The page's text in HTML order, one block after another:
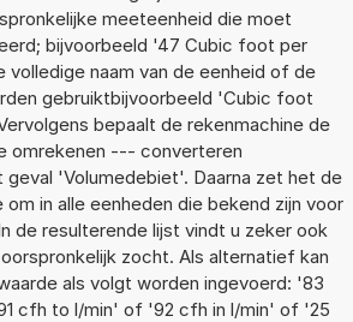
meeteenheid die moet
bijvoorbeeld '47 Cubic foot per
volledige naam van de eenheid of de
gebruiktbijvoorbeeld 'Cubic foot
bepaalt de rekenmachine de
omrekenen --- converteren
geval 'Volumedebiet'. Daarna zet het de
in alle eenheden die bekend zijn voor
de resulterende lijst vindt u zeker ook
zocht. Als alternatief kan
als volgt worden ingevoerd: '83
cfh to l/min' of '92 cfh in l/min' of '25